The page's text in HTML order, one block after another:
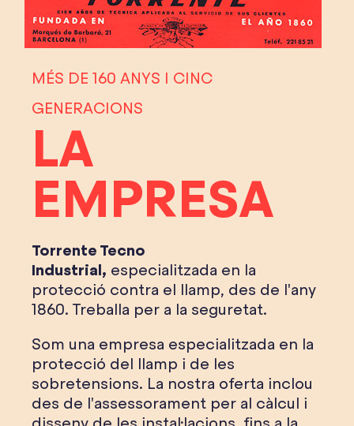
MÉS DE 160 ANYS I CINC
GENERACIONS
LA
EMPRESA
Torrente Tecno
Industrial, especialitzada en la
protecció contra el llamp, des de l'any
1860. Treballa per a la seguretat.
Som una empresa especialitzada en la
protecció del llamp i de les
sobretensions. La nostra oferta inclou
des de l'assessorament per al càlcul i